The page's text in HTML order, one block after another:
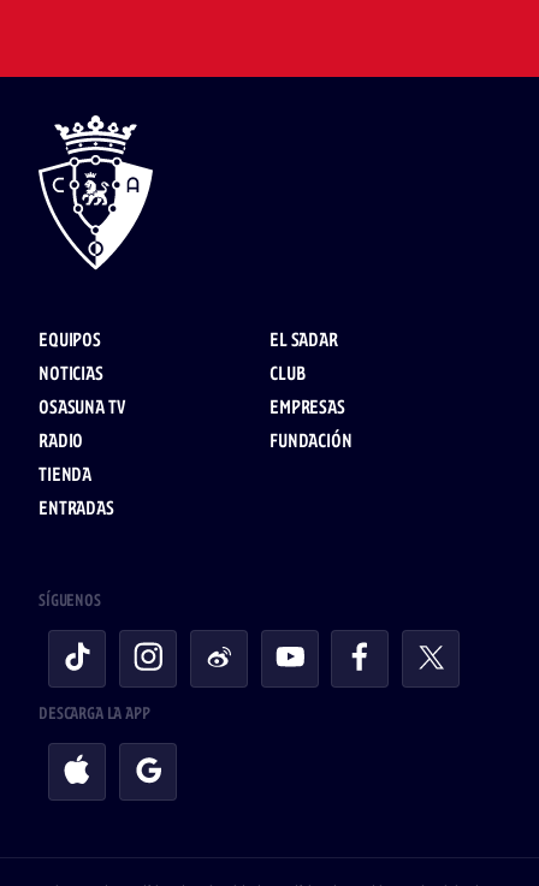
EQUIPOS
NOTICIAS
OSASUNA TV
RADIO
TIENDA
ENTRADAS
EL SADAR
CLUB
EMPRESAS
FUNDACIÓN
SÍGUENOS
DESCARGA LA APP